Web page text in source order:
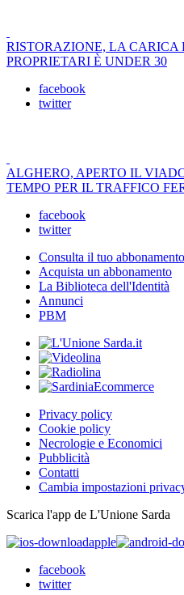
RISTORAZIONE, LA CARICA
PROPRIETARI È UNDER 30
facebook
twitter
ALGHERO, APERTO IL
TEMPO PER IL TRAFFICO
facebook
twitter
Consulta il tuo abbonamento
Acquista un abbonamento
La Biblioteca dell'Identità
Annunci
PBM
Privacy policy
Cookie policy
Necrologie e Economici
Pubblicità
Contatti
Cambia impostazioni
Scarica l'app de L'Unione Sarda
apple
facebook
twitter